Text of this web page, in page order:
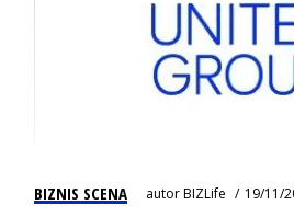
BIZNIS SCENA autorBIZLife 19/11/